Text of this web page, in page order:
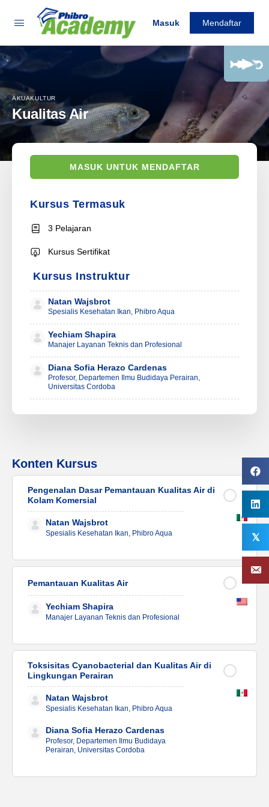
Masuk Mendaftar
AKUAKULTUR
Kualitas Air
Konten Kursus
Pengenalan Dasar Pemantauan Kualitas Air di
Kolam Komersial
Natan Wajsbrot
Spesialis Kesehatan Ikan, Phibro Aqua
Pemantauan Kualitas Air
Yechiam Shapira
Manajer Layanan Teknis dan Profesional
Toksisitas Cyanobacterial dan Kualitas Air di
Lingkungan Perairan
Natan Wajsbrot
Spesialis Kesehatan Ikan, Phibro Aqua
Diana Sofia Herazo Cardenas
Profesor, Departemen Ilmu Budidaya
Perairan, Universitas Cordoba
MASUK UNTUK MENDAFTAR
Kursus Termasuk
3 Pelajaran
Kursus Sertifikat
Kursus Instruktur
Natan Wajsbrot
Spesialis Kesehatan Ikan, Phibro Aqua
Yechiam Shapira
Manajer Layanan Teknis dan Profesional
Diana Sofia Herazo Cardenas
Profesor, Departemen Ilmu Budidaya Perairan,
Universitas Cordoba
𝕏